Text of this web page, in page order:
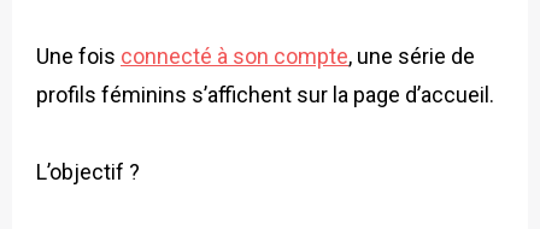
Une fois connecté à son compte, une série de
profils féminins s’affichent sur la page d’accueil.
L’objectif ?